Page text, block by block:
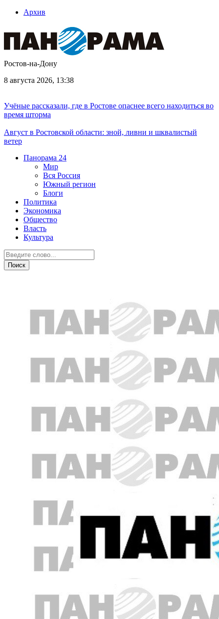
Архив
Ростов-на-Дону
8 августа 2026, 13:38
Учёные рассказали, где в Ростове опаснее всего находиться во
время шторма
Август в Ростовской области: зной, ливни и шквалистый
ветер
Панорама 24
Мир
Вся Россия
Южный регион
Блоги
Политика
Экономика
Общество
Власть
Культура